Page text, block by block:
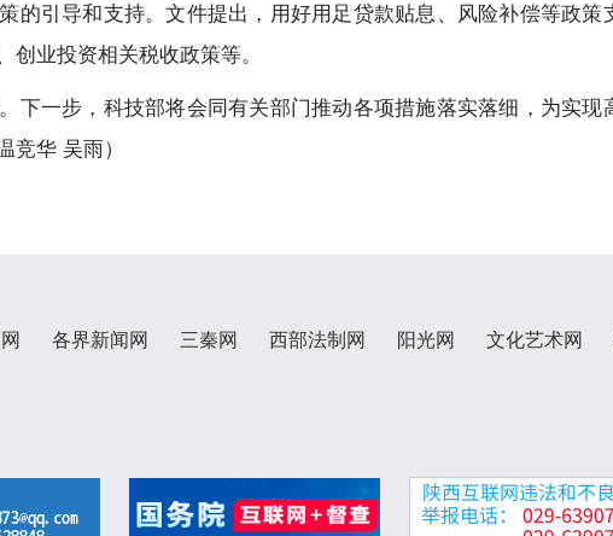
的引导和支持。文件提出，用好用足贷款贴息、风险补偿等政策
创业投资相关税收政策等。
下一步，科技部将会同有关部门推动各项措施落实落细，为实现
竞华 吴雨）
各界新闻网 三秦网 西部法制网 阳光网 文化艺术网